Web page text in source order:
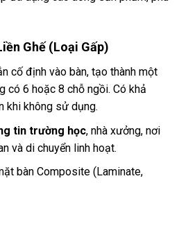
Ghế (Loại Gấp)
cố định vào bàn, tạo thành một
có 6 hoặc 8 chỗ ngồi. Có khả
khi không sử dụng.
tin trường học, nhà xưởng, nơi
và di chuyển linh hoạt.
bàn Composite (Laminate,